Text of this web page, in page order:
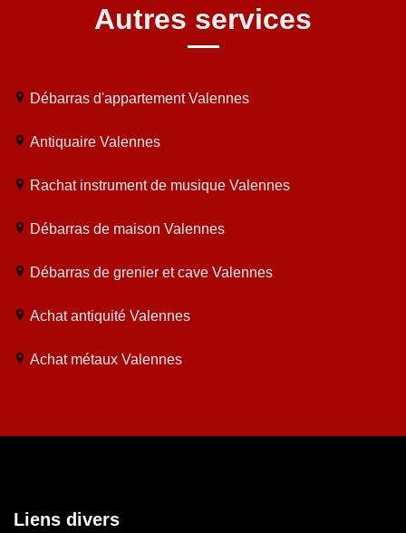
Autres services
Débarras d'appartement Valennes
Antiquaire Valennes
Rachat instrument de musique Valennes
Débarras de maison Valennes
Débarras de grenier et cave Valennes
Achat antiquité Valennes
Achat métaux Valennes
Liens divers